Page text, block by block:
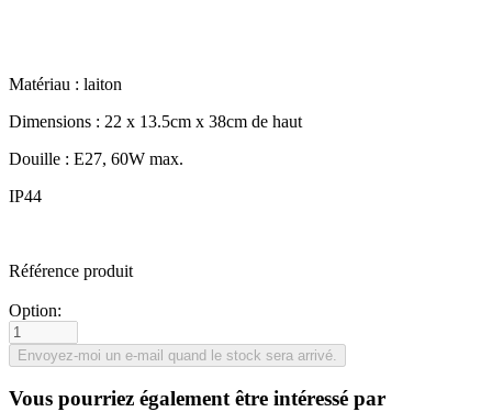
Matériau : laiton
Dimensions : 22 x 13.5cm x 38cm de haut
Douille : E27, 60W max.
IP44
Référence produit
Option:
Vous pourriez également être intéressé par